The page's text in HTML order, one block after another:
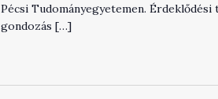
Pécsi Tudományegyetemen.
gondozás […]